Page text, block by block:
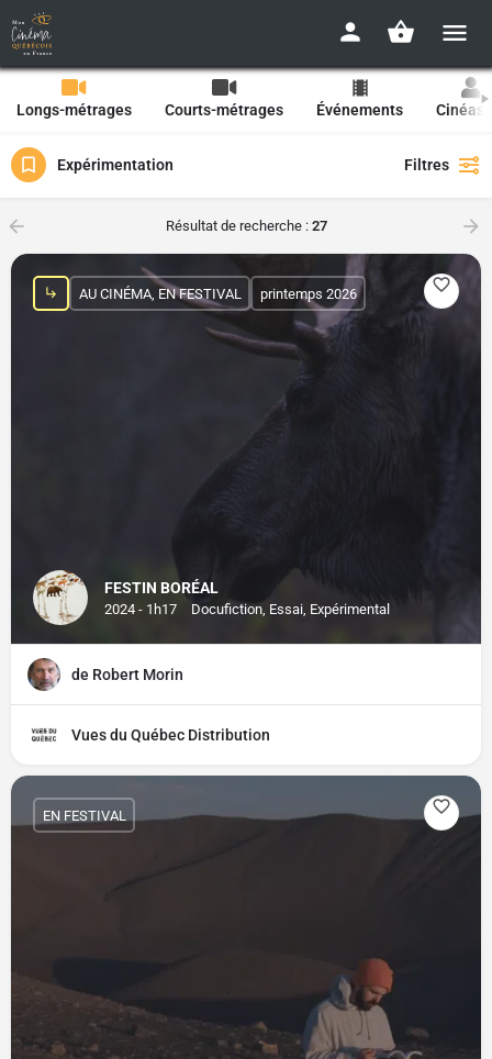
Longs-métrages Courts-métrages Événements
Expérimentation Filtres
Résultat de recherche : 27
FESTIN BORÉAL
2024 - 1h17 Docufiction, Essai, Expérimental
AU CINÉMA, EN FESTIVAL printemps 2026
de Robert Morin
Vues du Québec Distribution
EN FESTIVAL